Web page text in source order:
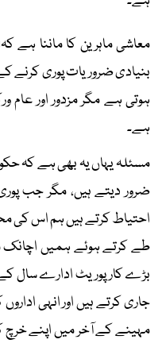
بنیادی ضروریات پوری کرنے
ہوتی ہے مگر مزدور اور عام
ہے۔
مسئلہ یہاں یہ بھی ہے کہ
ضرور دیتے ہیں، مگر جب
احتیاط کرتے ہیں ہم اس کی
طے کرتے ہوئے ہمیں اچانک
بڑے کارپوریٹ ادارے سال کے
جاری کرتے ہیں اور انہی
مہینے کے آخر میں اپنے خرچ